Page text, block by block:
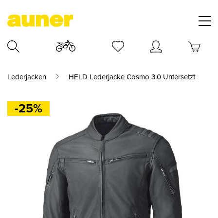
Lederjacken HELD Lederjacke Cosmo 3.0 Untersetzt
-25%